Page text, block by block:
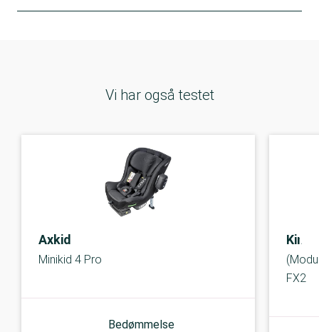
Vi har også testet
Axkid
Minikid 4 Pro
Bedømmelse
FX2